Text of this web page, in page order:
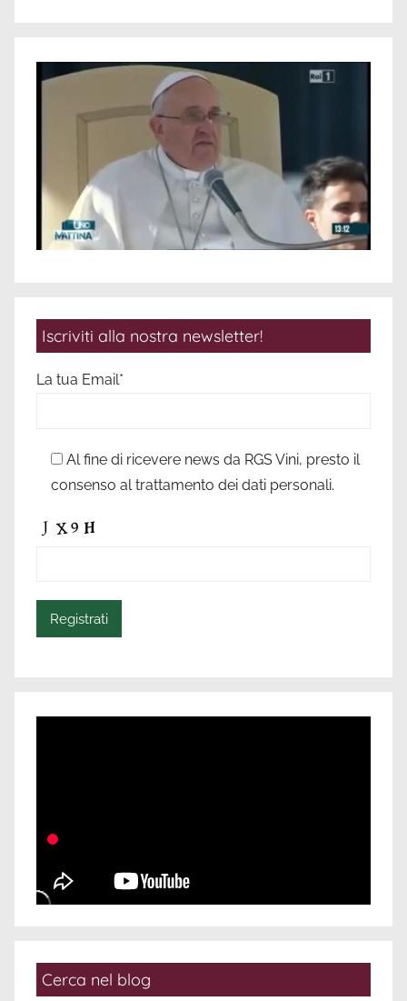
Iscriviti alla nostra newsletter!
La tua Email*
Al fine di ricevere news da RGS Vini, presto il
consenso al trattamento dei dati personali.
Cerca nel blog